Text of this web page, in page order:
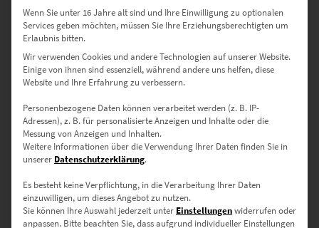
Größen – vom Akzent bis zum
Statement
30 × 20 cm– Ideal als kunstvoller Akzent im privaten Office
45 × 30 cm– Stilvolle Ergänzung für Sideboards oder Flure
60 × 40 cm– Ausdrucksstark in Besprechungsräumen oder
modernen Wohnkonzepten
75 × 50 cm– Wirkt hervorragend in kreativ gestalteten
Arbeitszonen
Wenn Sie unter 16 Jahre alt sind und Ihre Einwilligung zu optionalen
Services geben möchten, müssen Sie Ihre Erziehungsberechtigten um
Erlaubnis bitten.
Wir verwenden Cookies und andere Technologien auf unserer Website.
Einige von ihnen sind essenziell, während andere uns helfen, diese
Website und Ihre Erfahrung zu verbessern.
Personenbezogene Daten können verarbeitet werden (z. B. IP-
Adressen), z. B. für personalisierte Anzeigen und Inhalte oder die
Messung von Anzeigen und Inhalten.
Weitere Informationen über die Verwendung Ihrer Daten finden Sie in
unserer Datenschutzerklärung.
Es besteht keine Verpflichtung, in die Verarbeitung Ihrer Daten
einzuwilligen, um dieses Angebot zu nutzen.
Sie können Ihre Auswahl jederzeit unter Einstellungenwiderrufen oder
anpassen. Bitte beachten Sie, dass aufgrund individueller Einstellungen